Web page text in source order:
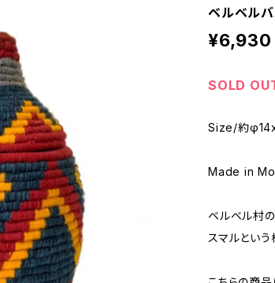
ベルベル
¥6,930
SOLD
Size/約
Made in
ベルベル村
スマルとい